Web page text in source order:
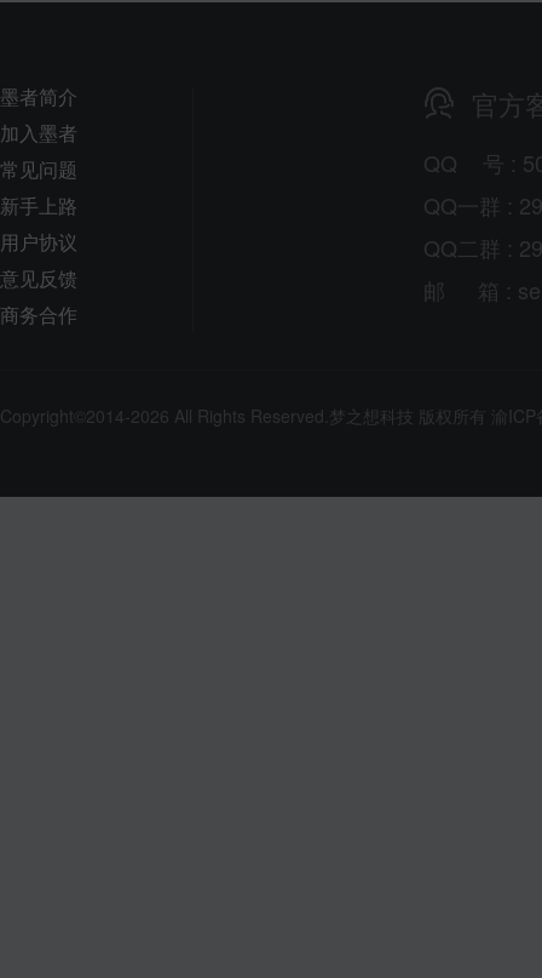
墨者简介
加入墨者
常见问题
新手上路
用户协议
意见反馈
商务合作
官方
QQ 号 :
QQ一群 :
QQ二群 :
邮
箱 :
Copyright©2014-2026 All Rights Reserved.梦之想科技 版权所有 渝